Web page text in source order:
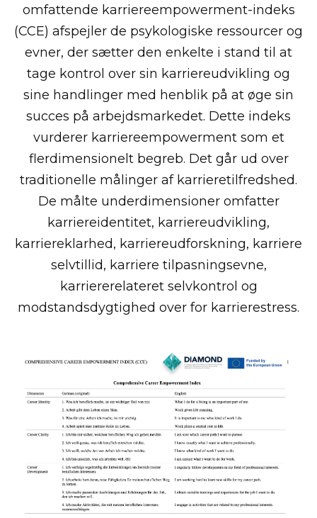
omfattende karriereempowerment-indeks
(CCE) afspejler de psykologiske ressourcer og
evner, der sætter den enkelte i stand til at
tage kontrol over sin karriereudvikling og
sine handlinger med henblik på at øge sin
succes på arbejdsmarkedet. Dette indeks
vurderer karriereempowerment som et
flerdimensionelt begreb. Det går ud over
traditionelle målinger af karrieretilfredshed.
De målte underdimensioner omfatter
karriereidentitet, karriereudvikling,
karriereklarhed, karriereudforskning, karriere
selvtillid, karriere tilpasningsevne,
karriererelateret selvkontrol og
modstandsdygtighed over for karrierestress.